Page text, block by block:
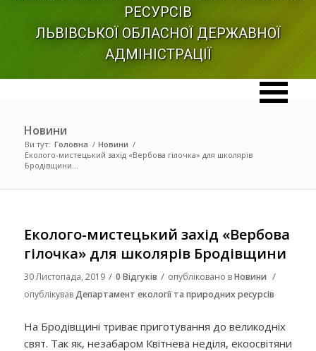
РЕСУРСІВ
ЛЬВІВСЬКОЇ ОБЛАСНОЇ ДЕРЖАВНОЇ
АДМІНІСТРАЦІЇ
Новини
Ви тут: Головна / Новини /
Еколого-мистецький захід «Вербова гілочка» для школярів
Бродівщини...
Еколого-мистецький захід «Вербова
гілочка» для школярів Бродівщини
30 Листопада, 2019 / 0 Відгуків / опубліковано вНовини /
опублікувавДепартамент екології та природних ресурсів
На Бродівщині триває приготування до великодніх
свят. Так як, незабаром Квітнева неділя, екоосвітяни